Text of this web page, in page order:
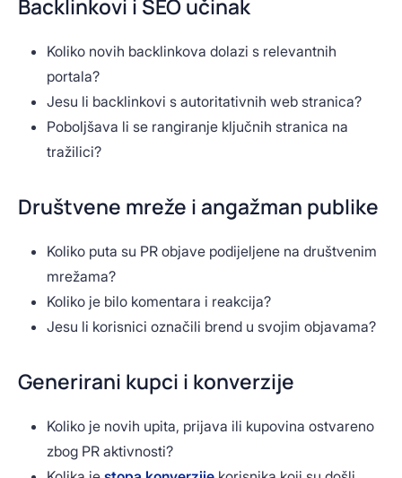
Backlinkovi i SEO učinak
Koliko novih backlinkova dolazi s relevantnih
portala?
Jesu li backlinkovi s autoritativnih web stranica?
Poboljšava li se rangiranje ključnih stranica na
tražilici?
Društvene mreže i angažman publike
Koliko puta su PR objave podijeljene na društvenim
mrežama?
Koliko je bilo komentara i reakcija?
Jesu li korisnici označili brend u svojim objavama?
Generirani kupci i konverzije
Koliko je novih upita, prijava ili kupovina ostvareno
zbog PR aktivnosti?